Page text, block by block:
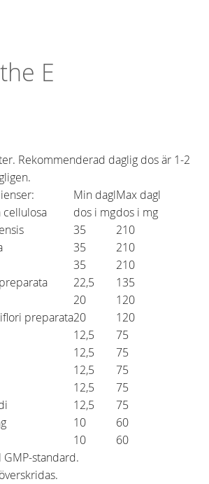
E
Rekommenderad daglig dos är 1-2
Min daglMax dagl
cellulosa
dos i mgdos i mg
35
210
35
210
35
210
22,5
135
20
120
preparata20
120
12,5
75
12,5
75
12,5
75
12,5
75
12,5
75
10
60
10
60
standard.